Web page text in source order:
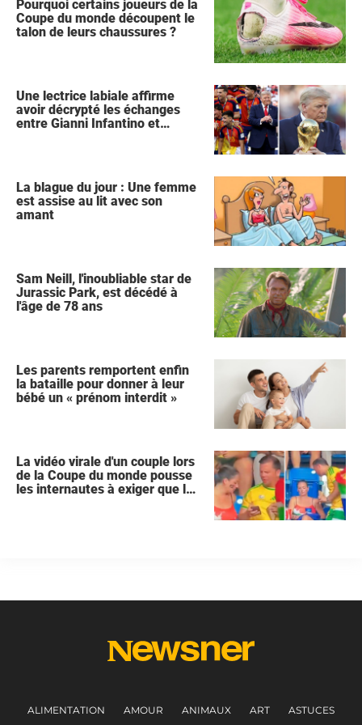
Pourquoi certains joueurs de la
Coupe du monde découpent le
talon de leurs chaussures ?
Une lectrice labiale affirme
avoir décrypté les échanges
entre Gianni Infantino et
La blague du jour : Une femme
est assise au lit avec son
amant
Sam Neill, l'inoubliable star de
Jurassic Park, est décédé à
l'âge de 78 ans
Les parents remportent enfin
la bataille pour donner à leur
bébé un « prénom interdit »
La vidéo virale d'un couple lors
de la Coupe du monde pousse
les internautes à exiger que la
ALIMENTATION AMOUR ANIMAUX ART ASTUCES